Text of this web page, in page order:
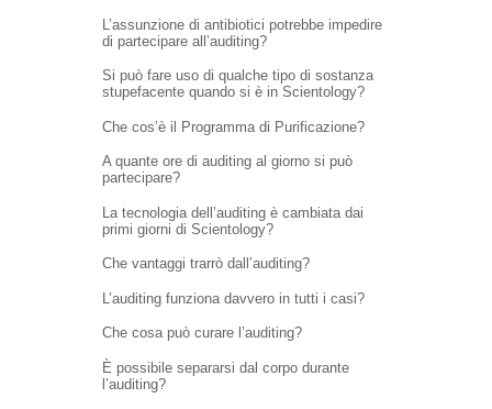
L’assunzione di antibiotici potrebbe impedire
di partecipare all’auditing?
Si può fare uso di qualche tipo di sostanza
stupefacente quando si è in Scientology?
Che cos’è il Programma di Purificazione?
A quante ore di auditing al giorno si può
partecipare?
La tecnologia dell’auditing è cambiata dai
primi giorni di Scientology?
Che vantaggi trarrò dall’auditing?
L’auditing funziona davvero in tutti i casi?
Che cosa può curare l’auditing?
È possibile separarsi dal corpo durante
l’auditing?